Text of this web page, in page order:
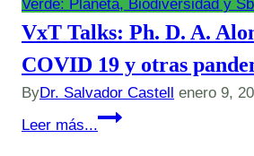
Verde: Planeta, Biodiversidad y
VxT Talks: Ph. D. A.
COVID 19 y otras
ByDr. Salvador Castell enero 9,
Leer más...
VxT